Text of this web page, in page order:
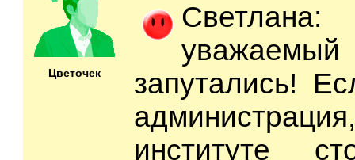
Цветочек
запутались!
институте